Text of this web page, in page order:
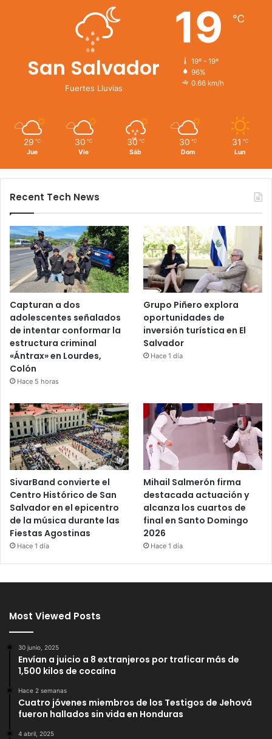
San Salvador
Fuertes Lluvias
19 ℃
19º - 19º
96%
0.66 km/h
29 ℃
Jue
30 ℃
Vie
30 ℃
Sáb
30 ℃
Dom
31 ℃
Lun
Recent Tech News
Capturan a dos
adolescentes señalados
de intentar conformar la
estructura criminal
«Ántrax» en Lourdes,
Colón
Hace 5 horas
Grupo Piñero explora
oportunidades de
inversión turística en El
Salvador
Hace 1 día
SivarBand convierte el
Centro Histórico de San
Salvador en el epicentro
de la música durante las
Fiestas Agostinas
Hace 1 día
Mihail Salmerón firma
destacada actuación y
alcanza los cuartos de
final en Santo Domingo
2026
Hace 1 día
Most Viewed Posts
30 junio, 2025
Envían a juicio a 8 extranjeros por traficar más de
1,500 kilos de cocaína
Hace 2 semanas
Cuatro jóvenes miembros de los Testigos de Jehová
fueron hallados sin vida en Honduras
4 abril, 2025